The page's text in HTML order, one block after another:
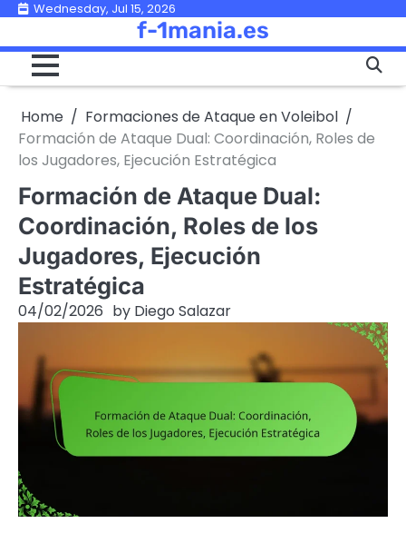
Skip
content
Wednesday, Jul 15, 2026
f-1mania.es
Home
Formaciones de Ataque en Voleibol
Formación de Ataque Dual: Coordinación, Roles de
los Jugadores, Ejecución Estratégica
Formación de Ataque Dual:
Coordinación, Roles de los
Jugadores, Ejecución
Estratégica
04/02/2026 by Diego Salazar